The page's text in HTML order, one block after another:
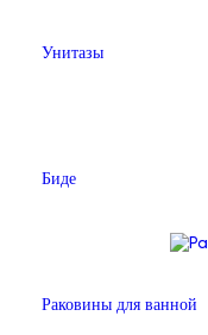
Унитазы
Биде
Раковины для ванной